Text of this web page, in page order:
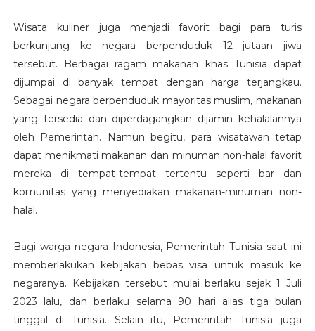
Wisata kuliner juga menjadi favorit bagi para turis
berkunjung ke negara berpenduduk 12 jutaan jiwa
tersebut. Berbagai ragam makanan khas Tunisia dapat
dijumpai di banyak tempat dengan harga terjangkau.
Sebagai negara berpenduduk mayoritas muslim, makanan
yang tersedia dan diperdagangkan dijamin kehalalannya
oleh Pemerintah. Namun begitu, para wisatawan tetap
dapat menikmati makanan dan minuman non-halal favorit
mereka di tempat-tempat tertentu seperti bar dan
komunitas yang menyediakan makanan-minuman non-
halal.
Bagi warga negara Indonesia, Pemerintah Tunisia saat ini
memberlakukan kebijakan bebas visa untuk masuk ke
negaranya. Kebijakan tersebut mulai berlaku sejak 1 Juli
2023 lalu, dan berlaku selama 90 hari alias tiga bulan
tinggal di Tunisia. Selain itu, Pemerintah Tunisia juga